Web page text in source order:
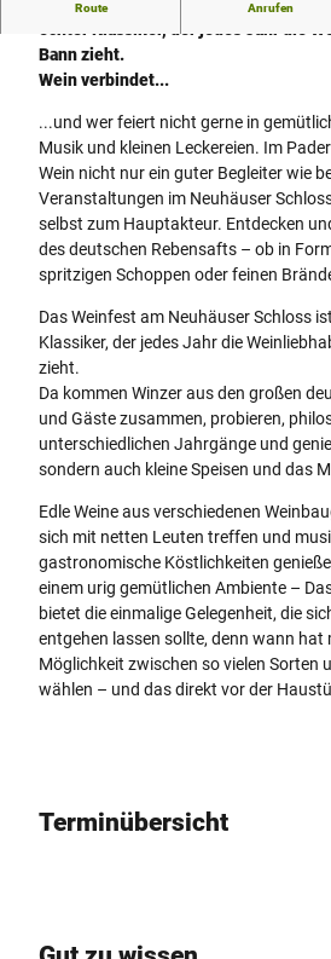
Route Anrufen
Bann zieht.
Wein verbindet...
...und wer feiert nicht gerne in
Musik und kleinen Leckereien. Im
Wein nicht nur ein guter Begleiter wie
Veranstaltungen im Neuhäuser
selbst zum Hauptakteur. Entdecken
des deutschen Rebensafts – ob in
spritzigen Schoppen oder feinen
Das Weinfest am Neuhäuser Schloss
Klassiker, der jedes Jahr die
zieht.
Da kommen Winzer aus den großen
und Gäste zusammen, probieren,
unterschiedlichen Jahrgänge und
sondern auch kleine Speisen und das
Edle Weine aus verschiedenen
sich mit netten Leuten treffen und
gastronomische Köstlichkeiten
einem urig gemütlichen Ambiente –
bietet die einmalige Gelegenheit, die
entgehen lassen sollte, denn wann hat
Möglichkeit zwischen so vielen Sorten
wählen – und das direkt vor der
Terminübersicht